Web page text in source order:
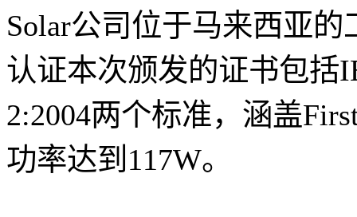
Solar公司位于马来西亚
认证本次颁发的证书包括
2:2004两个标准，涵盖
功率达到117W。